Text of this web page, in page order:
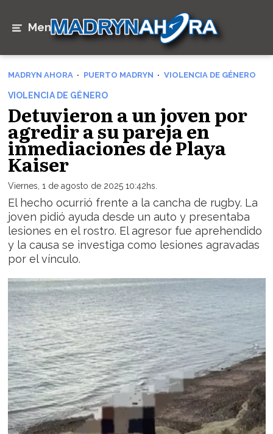
Menú
MADRYN AHORA PUERTO MADRYN VIOLENCIA DE GÉNERO
VIOLENCIA DE GÉNERO
Detuvieron a un joven por
agredir a su pareja en
inmediaciones de Playa
Kaiser
Viernes, 1 de agosto de 2025 10:42hs.
El hecho ocurrió frente a la cancha de rugby. La
joven pidió ayuda desde un auto y presentaba
lesiones en el rostro. El agresor fue aprehendido
y la causa se investiga como lesiones agravadas
por el vínculo.